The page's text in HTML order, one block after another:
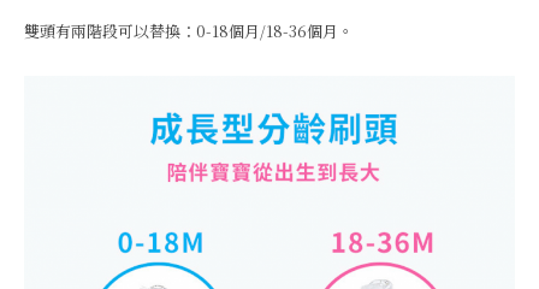
雙頭有兩階段可以替換：0-18個月/18-36個月。